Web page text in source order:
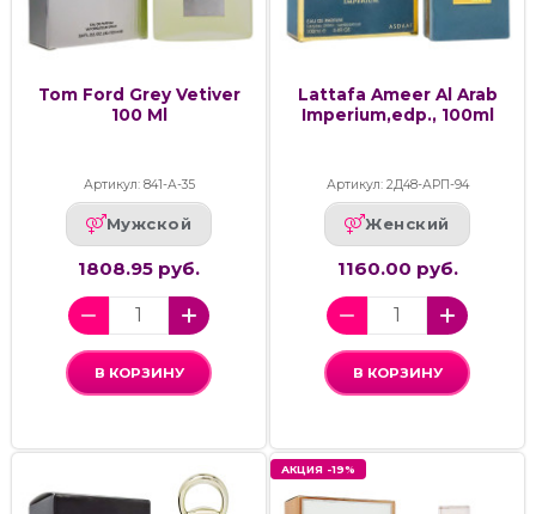
Tom Ford Grey Vetiver
100 Ml
Артикул: 841-А-35
Мужской
1808.95 руб.
В КОРЗИНУ
Lattafa Ameer Al Arab
Imperium,edp., 100ml
Артикул: 2Д48-АРП-94
Женский
1160.00 руб.
В КОРЗИНУ
АКЦИЯ -19%